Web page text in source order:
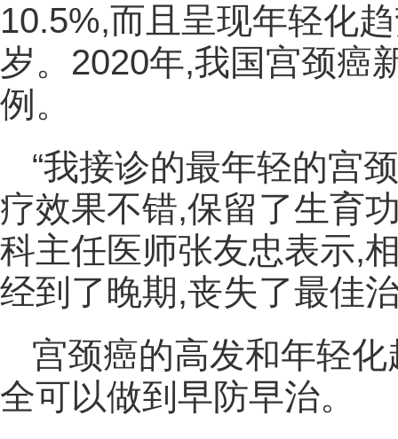
10.5%,而且呈现年轻化
岁。2020年,我国宫颈癌
例。
“我接诊的最年轻的宫
疗效果不错,保留了生育
科主任医师张友忠表示,
经到了晚期,丧失了最佳
宫颈癌的高发和年轻
全可以做到早防早治。